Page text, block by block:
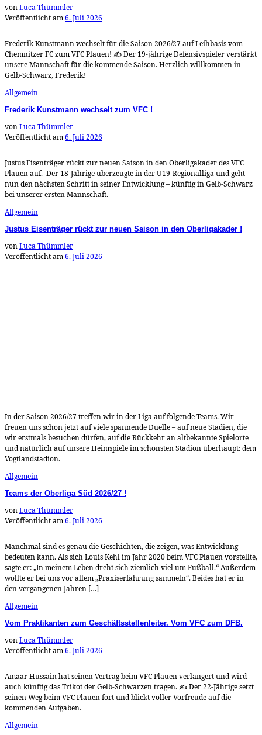
vonLuca Thümmler
Veröffentlicht am6. Juli 2026
Frederik Kunstmann wechselt für die Saison 2026/27 auf Leihbasis vom
Chemnitzer FC zum VFC Plauen! ✍️ Der 19-jährige Defensivspieler verstärkt
unsere Mannschaft für die kommende Saison. Herzlich willkommen in
Gelb-Schwarz, Frederik!
Allgemein
Frederik Kunstmann wechselt zum VFC !
vonLuca Thümmler
Veröffentlicht am6. Juli 2026
Justus Eisenträger rückt zur neuen Saison in den Oberligakader des VFC
Plauen auf. Der 18-Jährige überzeugte in der U19-Regionalliga und geht
nun den nächsten Schritt in seiner Entwicklung – künftig in Gelb-Schwarz
bei unserer ersten Mannschaft.
Allgemein
Justus Eisenträger rückt zur neuen Saison in den Oberligakader !
vonLuca Thümmler
Veröffentlicht am6. Juli 2026
In der Saison 2026/27 treffen wir in der Liga auf folgende Teams. Wir
freuen uns schon jetzt auf viele spannende Duelle – auf neue Stadien, die
wir erstmals besuchen dürfen, auf die Rückkehr an altbekannte Spielorte
und natürlich auf unsere Heimspiele im schönsten Stadion überhaupt: dem
Vogtlandstadion.
Allgemein
Teams der Oberliga Süd 2026/27 !
vonLuca Thümmler
Veröffentlicht am6. Juli 2026
Manchmal sind es genau die Geschichten, die zeigen, was Entwicklung
bedeuten kann. Als sich Louis Kehl im Jahr 2020 beim VFC Plauen vorstellte,
sagte er: „In meinem Leben dreht sich ziemlich viel um Fußball.“ Außerdem
wollte er bei uns vor allem „Praxiserfahrung sammeln“. Beides hat er in
den vergangenen Jahren […]
Allgemein
Vom Praktikanten zum Geschäftsstellenleiter. Vom VFC zum DFB.
vonLuca Thümmler
Veröffentlicht am6. Juli 2026
Amaar Hussain hat seinen Vertrag beim VFC Plauen verlängert und wird
auch künftig das Trikot der Gelb-Schwarzen tragen. ✍️ Der 22-Jährige setzt
seinen Weg beim VFC Plauen fort und blickt voller Vorfreude auf die
kommenden Aufgaben.
Allgemein